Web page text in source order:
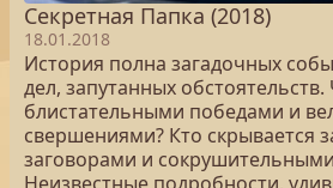
Секретная Папка (2018)
18.01.2018
История полна загадочных
дел, запутанных обстоятельств.
блистательными победами и
свершениями? Кто скрывается
заговорами и